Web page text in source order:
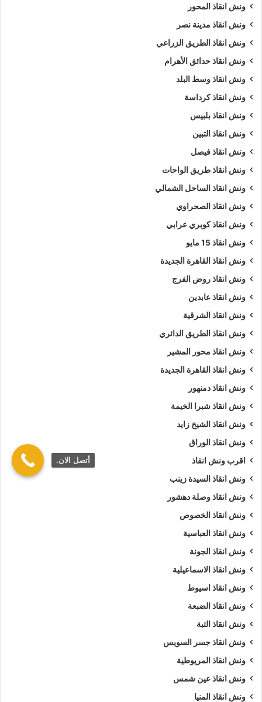
ونش انقاذ المحور
ونش انقاذ مدينة نصر
ونش انقاذ الطريق الزراعي
ونش انقاذ حدائق الأهرام
ونش انقاذ وسط البلد
ونش انقاذ كرداسة
ونش انقاذ بلبيس
ونش انقاذ التبين
ونش انقاذ فيصل
ونش انقاذ طريق الواحات
ونش انقاذ الساحل الشمالي
ونش انقاذ الصحراوي
ونش انقاذ كوبري عرابي
ونش انقاذ 15 مايو
ونش انقاذ القاهرة الجديدة
ونش انقاذ روض الفرج
ونش انقاذ عابدين
ونش انقاذ الشرقية
ونش انقاذ الطريق الدائري
ونش انقاذ محور المشير
ونش انقاذ القاهرة الجديدة
ونش انقاذ دمنهور
ونش انقاذ شبرا الخيمة
ونش انقاذ الشيخ زايد
ونش انقاذ الوراق
اقرب ونش انقاذ
ونش انقاذ السيدة زينب
ونش انقاذ وصلة دهشور
ونش انقاذ الخصوص
ونش انقاذ العباسية
ونش انقاذ الجونة
ونش انقاذ الاسماعيلية
ونش انقاذ اسيوط
ونش انقاذ الضبعة
ونش انقاذ التبة
ونش انقاذ جسر السويس
ونش انقاذ المريوطية
ونش انقاذ عين شمس
ونش انقاذ المنيا
أتصل الان.